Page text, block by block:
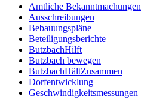
Amtliche Bekanntmachungen
Ausschreibungen
Bebauungspläne
Beteiligungsberichte
ButzbachHilft
Butzbach bewegen
ButzbachHältZusammen
Dorfentwicklung
Geschwindigkeitsmessungen